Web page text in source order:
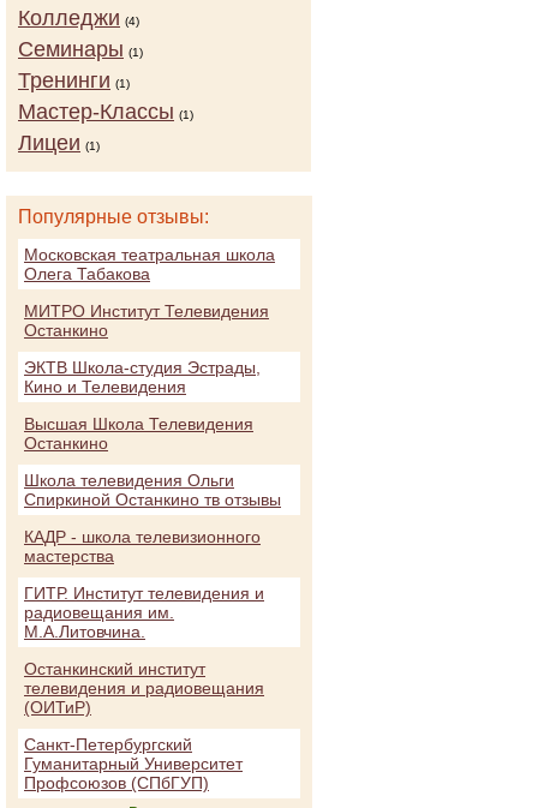
Колледжи (4)
Семинары (1)
Тренинги (1)
Мастер-Классы (1)
Лицеи (1)
Популярные отзывы:
Московская театральная школа
Олега Табакова
МИТРО Институт Телевидения
Останкино
ЭКТВ Школа-студия Эстрады,
Кино и Телевидения
Высшая Школа Телевидения
Останкино
Школа телевидения Ольги
Спиркиной Останкино тв отзывы
КАДР - школа телевизионного
мастерства
ГИТР. Институт телевидения и
радиовещания им.
М.А.Литовчина.
Останкинский институт
телевидения и радиовещания
(ОИТиР)
Санкт-Петербургский
Гуманитарный Университет
Профсоюзов (СПбГУП)